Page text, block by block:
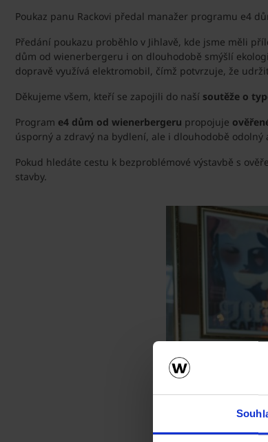
Poukaz panu Rackovi předal manažer programu e4
Předání poukazu proběhlo v Jihlavě, kde jsme měli
dům od wienerbergeru i on dlouhodobě smýšlí
dopravě využívá elektromobil, čímž potvrzuje, že
Děkujeme všem, kteří se zapojili do naší soutěže o
Program e4 dům od wienerbergeru propojuje
úsporný a zdravý na bydlení, ale i dlouhodobě odolný
Pokud hledáte cestu k bezproblémové výstavbě s
stavby.